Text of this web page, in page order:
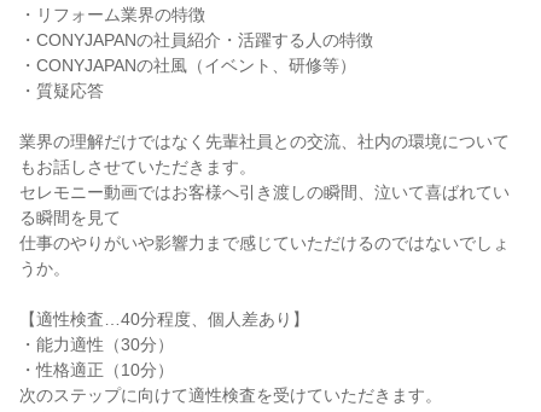
・リフォーム業界の特徴
・CONYJAPANの社員紹介・活躍する人の特徴
・CONYJAPANの社風（イベント、研修等）
・質疑応答
業界の理解だけではなく先輩社員との交流、社内の環境について
もお話しさせていただきます。
セレモニー動画ではお客様へ引き渡しの瞬間、泣いて喜ばれてい
る瞬間を見て
仕事のやりがいや影響力まで感じていただけるのではないでしょ
うか。
【適性検査…40分程度、個人差あり】
・能力適性（30分）
・性格適正（10分）
次のステップに向けて適性検査を受けていただきます。